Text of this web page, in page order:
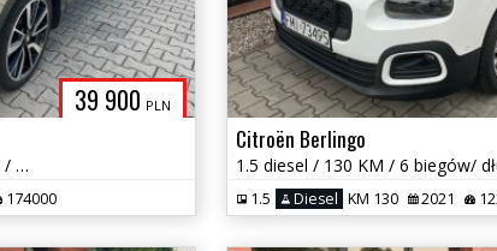
39 900 PLN
1.2 benzyna / 115 KM / 6 biegów / panorama / skóra / zarej w PL
174000
Citroën Berlingo
1.5 Diesel KM 130 2021